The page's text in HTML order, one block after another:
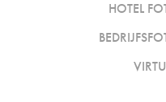
HOTEL